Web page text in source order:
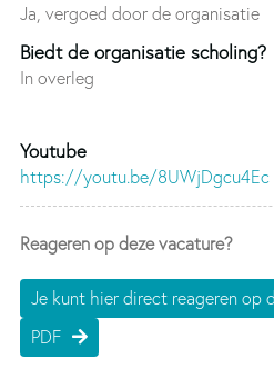
Ja, vergoed door de organisatie
Biedt de organisatie scholing?
In overleg
Youtube
https://youtu.be/8UWjDgcu4Ec
Reageren op deze vacature?
Je kunt hier direct reageren op
PDF